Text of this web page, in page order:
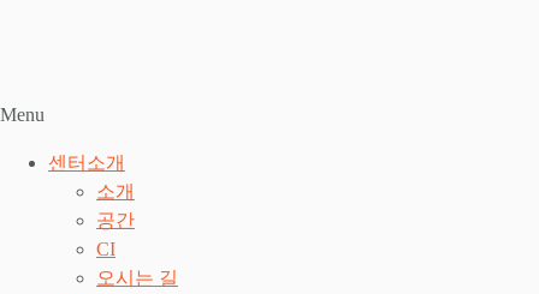
Menu
센터소개
소개
공간
CI
오시는 길